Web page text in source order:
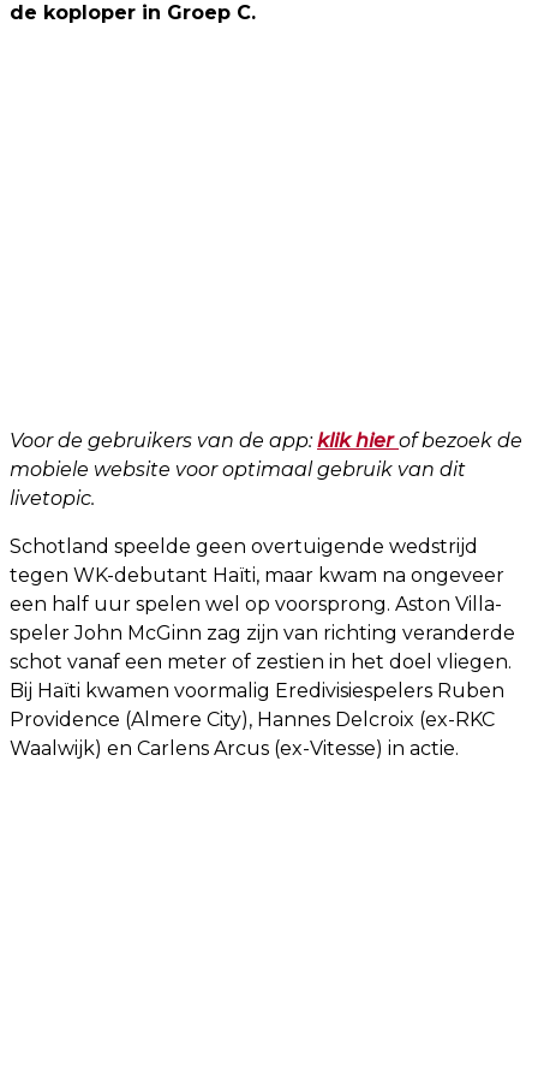
de koploper in Groep C.
Voor de gebruikers van de app:klik hierof bezoek de
mobiele website voor optimaal gebruik van dit
livetopic.
Schotland speelde geen overtuigende wedstrijd
tegen WK-debutant Haïti, maar kwam na ongeveer
een half uur spelen wel op voorsprong. Aston Villa-
speler John McGinn zag zijn van richting veranderde
schot vanaf een meter of zestien in het doel vliegen.
Bij Haïti kwamen voormalig Eredivisiespelers Ruben
Providence (Almere City), Hannes Delcroix (ex-RKC
Waalwijk) en Carlens Arcus (ex-Vitesse) in actie.